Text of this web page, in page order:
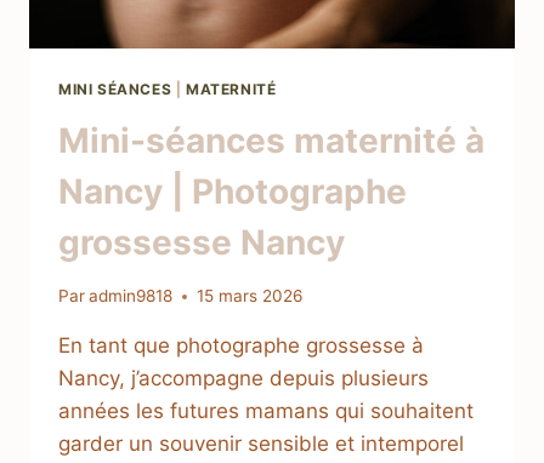
MINI SÉANCES MATERNITÉ
Mini-séances maternité à
Nancy | Photographe
grossesse Nancy
Paradmin9818 15 mars 2026
En tant que photographe grossesse à
Nancy, j’accompagne depuis plusieurs
années les futures mamans qui souhaitent
garder un souvenir sensible et intemporel